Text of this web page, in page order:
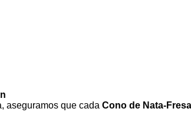
aseguramos que cada Cono de Nata-Fresa